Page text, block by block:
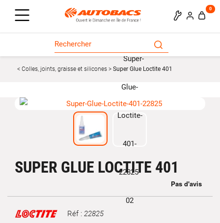
0
Colles, joints, graisse et silicones Super Glue Loctite 401
SUPER GLUE LOCTITE 401
Marque Réf : 22825